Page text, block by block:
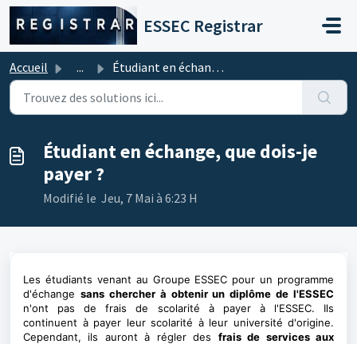
Passer au contenu principal
ESSEC Registrar
Accueil ... Étudiant en échange, que dois-je payer ?
Étudiant en échange, que dois-je
payer ?
Modifié le Jeu, 7 Mai à 6:23 H
Les étudiants venant au Groupe ESSEC pour un programme
d'échange sans chercher à obtenir un diplôme de l'ESSEC
n'ont pas de frais de scolarité à payer à l'ESSEC. Ils
continuent à payer leur scolarité à leur université d'origine.
Cependant, ils auront à régler des frais de services aux